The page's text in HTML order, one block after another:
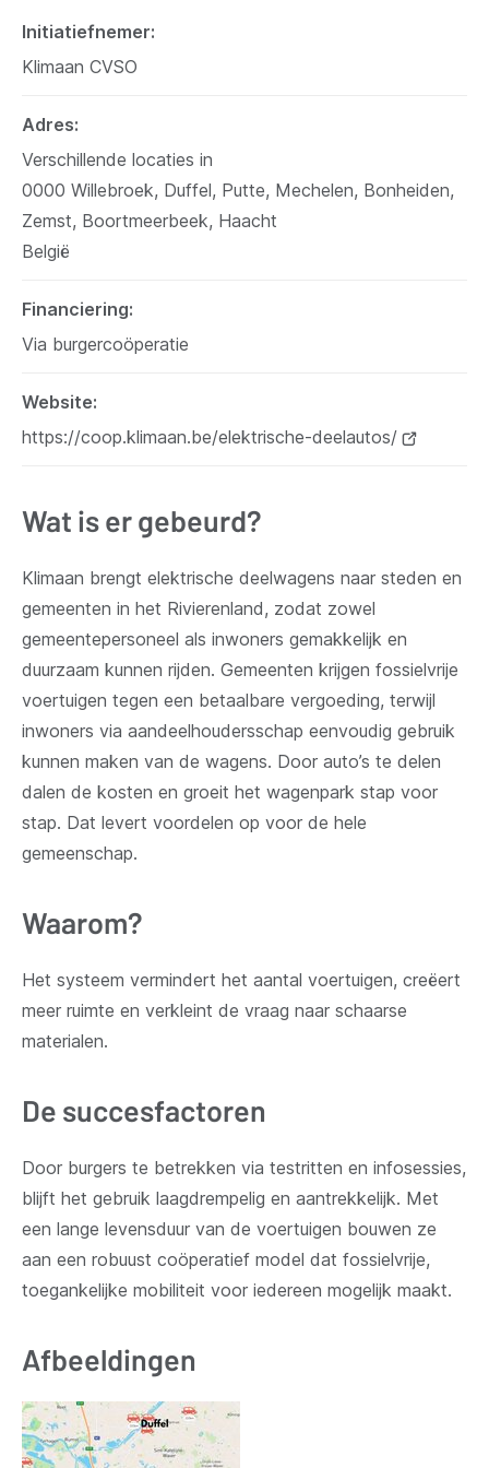
Initiatiefnemer
Klimaan CVSO
Adres
Verschillende locaties in
0000 Willebroek, Duffel, Putte, Mechelen, Bonheiden,
Zemst, Boortmeerbeek, Haacht
België
Financiering
Via burgercoöperatie
Website
https://coop.klimaan.be/elektrische-deelautos/
Wat is er gebeurd?
Klimaan brengt elektrische deelwagens naar steden en
gemeenten in het Rivierenland, zodat zowel
gemeentepersoneel als inwoners gemakkelijk en
duurzaam kunnen rijden. Gemeenten krijgen fossielvrije
voertuigen tegen een betaalbare vergoeding, terwijl
inwoners via aandeelhoudersschap eenvoudig gebruik
kunnen maken van de wagens. Door auto’s te delen
dalen de kosten en groeit het wagenpark stap voor
stap. Dat levert voordelen op voor de hele
gemeenschap.
Waarom?
Het systeem vermindert het aantal voertuigen, creëert
meer ruimte en verkleint de vraag naar schaarse
materialen.
De succesfactoren
Door burgers te betrekken via testritten en infosessies,
blijft het gebruik laagdrempelig en aantrekkelijk. Met
een lange levensduur van de voertuigen bouwen ze
aan een robuust coöperatief model dat fossielvrije,
toegankelijke mobiliteit voor iedereen mogelijk maakt.
Afbeeldingen